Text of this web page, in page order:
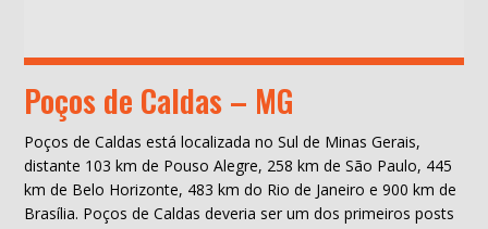
Poços de Caldas – MG
Poços de Caldas está localizada no Sul de Minas Gerais,
distante 103 km de Pouso Alegre, 258 km de São Paulo, 445
km de Belo Horizonte, 483 km do Rio de Janeiro e 900 km de
Brasília. Poços de Caldas deveria ser um dos primeiros posts